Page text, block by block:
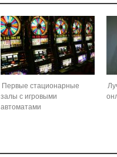
Первые стационарные
залы с игровыми
автоматами